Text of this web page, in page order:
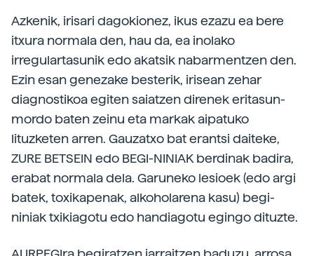
Azkenik, irisari dagokionez, ikus ezazu ea bere
itxura normala den, hau da, ea inolako
irregulartasunik edo akatsik nabarmentzen den.
Ezin esan genezake besterik, irisean zehar
diagnostikoa egiten saiatzen direnek eritasun-
mordo baten zeinu eta markak aipatuko
lituzketen arren. Gauzatxo bat erantsi daiteke,
ZURE BETSEIN edo BEGI-NINIAK berdinak badira,
erabat normala dela. Garuneko lesioek (edo argi
batek, toxikapenak, alkoholarena kasu) begi-
niniak txikiagotu edo handiagotu egingo dituzte.